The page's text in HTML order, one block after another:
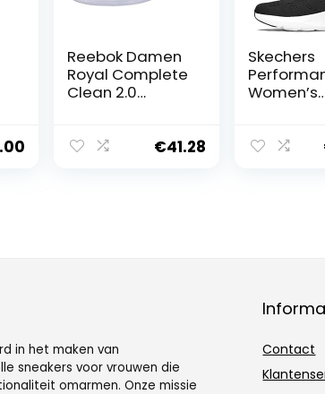
Reebok Damen
Royal Complete
Clean 2.0
€41.28
Skechers
Women’s
Schwarz,
in het maken van
sneakers voor vrouwen die
omarmen. Onze missie
Contact